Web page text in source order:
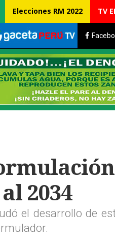
Elecciones RM 2022 TV
2034
el desarrollo de